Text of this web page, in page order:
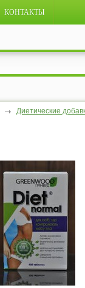
КОНТАКТЫ
Диетические